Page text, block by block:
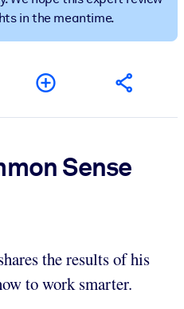
надежными и готовыми к
знания для
in the meantime.
Sense
the results of his
to work smarter.